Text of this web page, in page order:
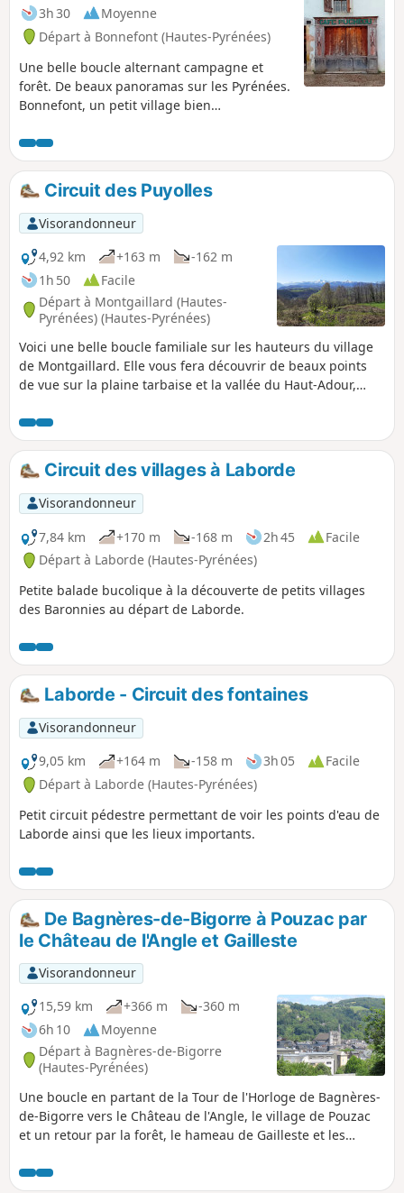
3h 30
Moyenne
Départ à Bonnefont (Hautes-Pyrénées)
Une belle boucle alternant campagne et
forêt. De beaux panoramas sur les Pyrénées.
Bonnefont, un petit village bien
Montespan.
Circuit des Puyolles
Visorandonneur
4,92 km
+163 m
-162 m
1h 50
Facile
Départ à Montgaillard (Hautes-
Pyrénées) (Hautes-Pyrénées)
Voici une belle boucle familiale sur les hauteurs du village
de Montgaillard. Elle vous fera découvrir de beaux points
de vue sur la plaine tarbaise et la vallée du Haut-Adour,
Montaigu ! En montant vers un ancien oppidum romain, en
empruntant d'anciennes voies historiques ou en vous
baladant dans les rues du village, vous aurez aussi un
aperçu du passé de la région.
Circuit des villages à Laborde
Visorandonneur
7,84 km
+170 m -168 m 2h 45
Facile
Départ à Laborde (Hautes-Pyrénées)
Petite balade bucolique à la découverte de petits villages
des Baronnies au départ de Laborde.
Laborde - Circuit des fontaines
Visorandonneur
9,05 km
+164 m -158 m 3h 05
Facile
Départ à Laborde (Hautes-Pyrénées)
Petit circuit pédestre permettant de voir les points d'eau de
Laborde ainsi que les lieux importants.
De Bagnères-de-Bigorre à Pouzac par
le Château de l'Angle et Gailleste
Visorandonneur
15,59 km
+366 m
-360 m
6h 10
Moyenne
Départ à Bagnères-de-Bigorre
(Hautes-Pyrénées)
Une boucle en partant de la Tour de l'Horloge de Bagnères-
de-Bigorre vers le Château de l'Angle, le village de Pouzac
et un retour par la forêt, le hameau de Gailleste et les
majestueux du Parc des Vignaux et de la Mairie, puis contre